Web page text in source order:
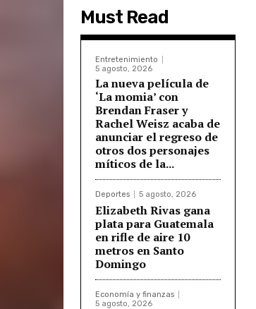
Must Read
Entretenimiento
5 agosto, 2026
La nueva película de
‘La momia’ con
Brendan Fraser y
Rachel Weisz acaba de
anunciar el regreso de
otros dos personajes
míticos de la...
Deportes 5 agosto, 2026
Elizabeth Rivas gana
plata para Guatemala
en rifle de aire 10
metros en Santo
Domingo
Economía y finanzas
5 agosto, 2026